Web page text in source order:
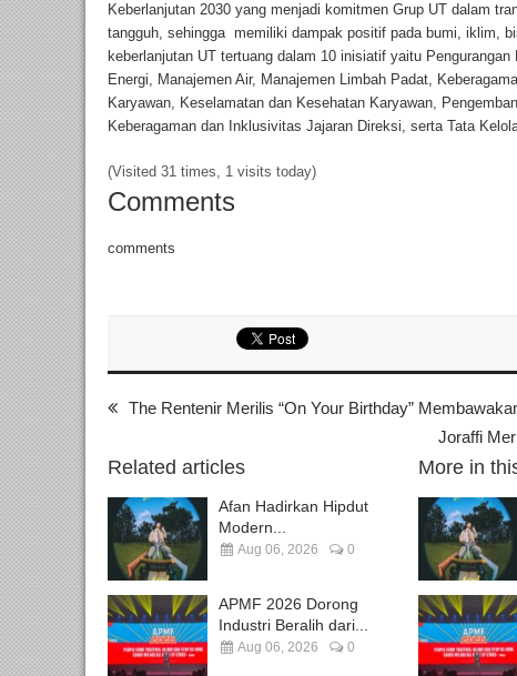
Keberlanjutan 2030 yang menjadi komitmen Grup UT dalam
tangguh, sehingga memiliki dampak positif pada bumi, iklim,
keberlanjutan UT tertuang dalam 10 inisiatif yaitu
Energi, Manajemen Air, Manajemen Limbah Padat,
Karyawan, Keselamatan dan Kesehatan Karyawan,
Keberagaman dan Inklusivitas Jajaran Direksi, serta Tata
(Visited 31 times, 1 visits today)
Comments
comments
The Rentenir Merilis “On Your Birthday”
Joraffi
Related articles
Afan Hadirkan Hipdut
Modern...
Aug 06, 2026 0
APMF 2026 Dorong
Industri Beralih dari...
Aug 06, 2026 0
More in